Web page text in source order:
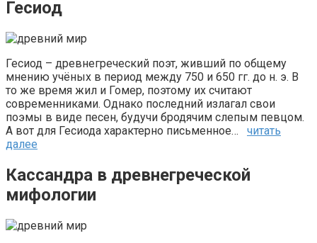
Гесиод
Гесиод – древнегреческий поэт, живший по общему
мнению учёных в период между 750 и 650 гг. до н. э. В
то же время жил и Гомер, поэтому их считают
современниками. Однако последний излагал свои
поэмы в виде песен, будучи бродячим слепым певцом.
А вот для Гесиода характерно письменное… читать
далее
Кассандра в древнегреческой
мифологии